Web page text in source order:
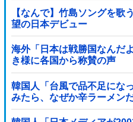
【なんで】竹島ソングを歌
望の日本デビュー
海外「日本は戦勝国なんだ
き様に各国から称賛の声
韓国人「台風で品不足にな
みたら、なぜか辛ラーメン
す…」